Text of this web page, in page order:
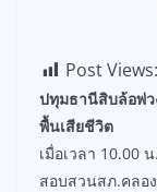
Post Views:
ปทุมธานีสิบล้อพ่
พื้นเสียชีวิต
เมื่อเวลา 10.00
สอบสวนสภ.คลอ